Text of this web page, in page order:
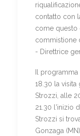
contatto con
come questo
commistione
- Direttrice
Il
18.30 la visita
Strozzi, alle
21.30 l'inizio
Strozzi si
Gonzaga